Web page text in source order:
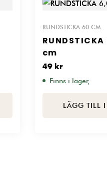
RUNDSTICKA 60 CM
cm
49 kr
Finns i lager,
LÄGG TILL